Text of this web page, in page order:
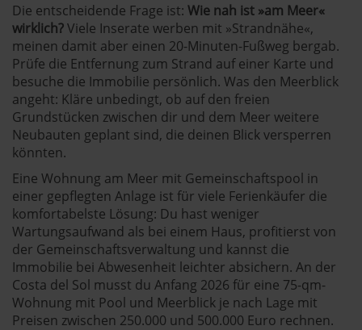
Die entscheidende Frage ist: Wie nah ist »am Meer«
wirklich?Viele Inserate werben mit »Strandnähe«,
meinen damit aber einen 20-Minuten-Fußweg bergab.
Prüfe die Entfernung zum Strand auf einer Karte und
besuche die Immobilie persönlich. Was den Meerblick
angeht: Kläre unbedingt, ob auf den freien
Grundstücken zwischen dir und dem Meer weitere
Neubauten geplant sind, die deinen Blick versperren
könnten.
Eine Wohnung am Meer mit Gemeinschaftspool in
einer gepflegten Anlage ist für viele Ferienkäufer die
komfortabelste Lösung: Du hast weniger
Wartungsaufwand als bei einem Haus, profitierst von
der Gemeinschaftsverwaltung und kannst die
Immobilie bei Abwesenheit leichter absichern. An der
Costa del Sol musst du Anfang 2026 für eine 75-qm-
Wohnung mit Pool und Meerblick je nach Lage mit
Preisen zwischen 250.000 und 500.000 Euro rechnen.